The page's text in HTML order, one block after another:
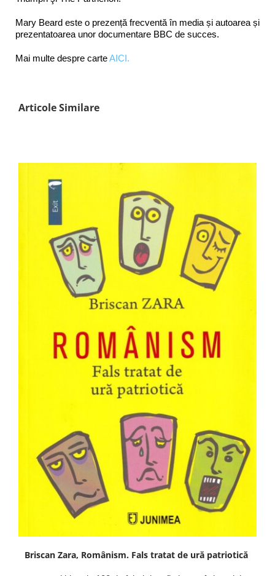
Mary Beard este o prezență frecventă în media și autoarea și
prezentatoarea unor documentare BBC de succes.
Mai multe despre carteAICI.
Articole Similare
Briscan Zara, Românism. Fals tratat de ură patriotică